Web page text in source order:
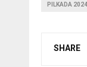
PILKADA 2024
SHARE